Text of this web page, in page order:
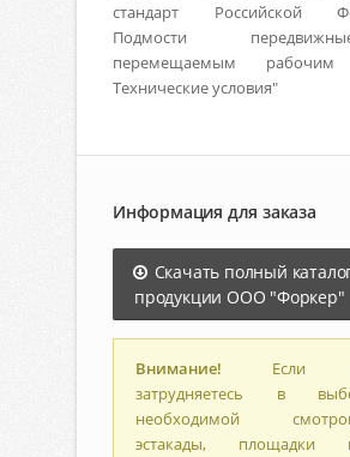
стандарт Российской
Подмости
перемещаемым рабочим
Технические условия"
Информация для заказа
Скачать полный
продукции ООО "Форкер"
Внимание! Если
затрудняетесь в
необходимой
эстакады, площадки